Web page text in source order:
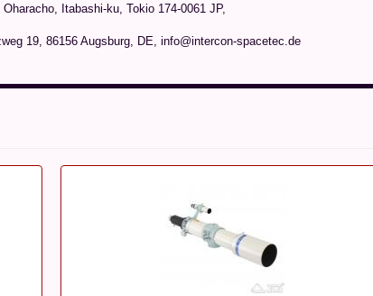
Oharacho, Itabashi-ku, Tokio 174-0061 JP,
19, 86156 Augsburg, DE, info@intercon-spacetec.de